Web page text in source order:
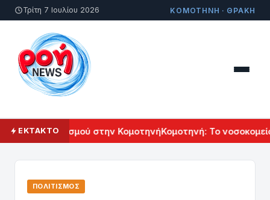
Τρίτη 7 Ιουλίου 2026 ΚΟΜΟΤΗΝΗ · ΘΡΑΚΗ
ΕΚΤΑΚΤΟ
Πολιτισμού στην ΚομοτηνήΚομοτηνή: Το νοσοκομείο
ΠΟΛΙΤΙΣΜΌΣ